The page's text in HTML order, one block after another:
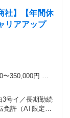
社】【年間休
リアアップ
〜350,000円 ＜
途支給いたしま
3号イ／長期勤続
免許（AT限定